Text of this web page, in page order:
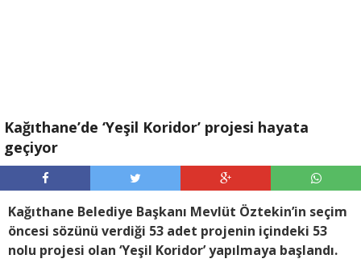
Kağıthane’de ‘Yeşil Koridor’ projesi hayata
geçiyor
Kağıthane Belediye Başkanı Mevlüt Öztekin’in seçim
öncesi sözünü verdiği 53 adet projenin içindeki 53
nolu projesi olan ‘Yeşil Koridor’ yapılmaya başlandı.